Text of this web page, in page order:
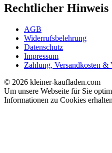
Rechtlicher Hinweis
AGB
Widerrufsbelehrung
Datenschutz
Impressum
Zahlung, Versandkosten &
© 2026 kleiner-kaufladen.com
Um unsere Webseite für Sie
Informationen zu Cookies